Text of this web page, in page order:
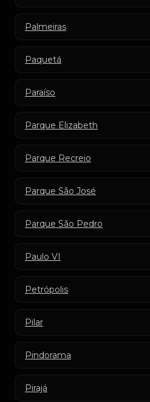
Palmeiras
Paquetá
Paraíso
Parque Elizabeth
Parque Recreio
Parque São José
Parque São Pedro
Paulo VI
Petrópolis
Pilar
Pindorama
Pirajá